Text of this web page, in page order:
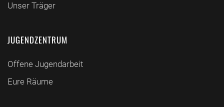
Unser Träger
JUGENDZENTRUM
Offene Jugendarbeit
Eure Räume